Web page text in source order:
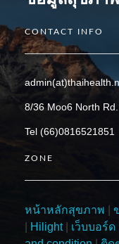
CONTACT INFO
8/36 Moo6 North
Tel (66)0816521851
ZONE
หน้าหลักสุขภาพ
Hilight| เว็บบอร์ด